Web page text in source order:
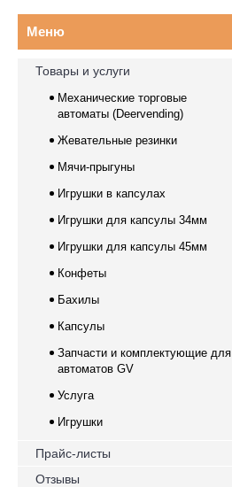
Товары и услуги
Механические торговые
автоматы (Deervending)
Жевательные резинки
Мячи-прыгуны
Игрушки в капсулах
Игрушки для капсулы 34мм
Игрушки для капсулы 45мм
Конфеты
Бахилы
Капсулы
Запчасти и комплектующие для
автоматов GV
Услуга
Игрушки
Прайс-листы
Отзывы